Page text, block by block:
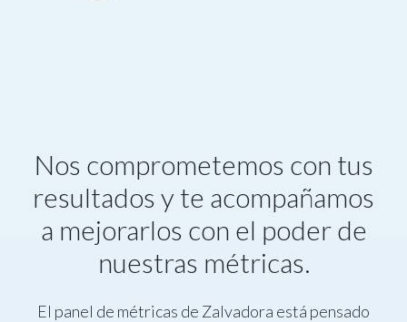
Nos comprometemos con tus
resultados y te acompañamos
a mejorarlos con el poder de
nuestras métricas.
El panel de métricas de Zalvadora está pensado